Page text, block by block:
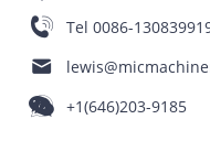
Tel 0086-
+1(646)203-9185